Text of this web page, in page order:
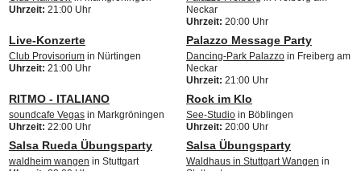
Uhrzeit: 21:00 Uhr
Neckar
Uhrzeit: 20:00 Uhr
Live-Konzerte
Club Provisorium in Nürtingen
Uhrzeit: 21:00 Uhr
Palazzo Message Party
Dancing-Park Palazzo in Freiberg am
Neckar
Uhrzeit: 21:00 Uhr
RITMO - ITALIANO
soundcafe Vegas in Markgröningen
Uhrzeit: 22:00 Uhr
Rock im Klo
See-Studio in Böblingen
Uhrzeit: 20:00 Uhr
Salsa Rueda Übungsparty
waldheim wangen in Stuttgart
Salsa Übungsparty
Waldhaus in Stuttgart Wangen in